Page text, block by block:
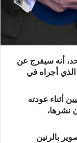
أنه سيفرج عن
أجراه في
أثناء عودته
نشرها،
بالرنين